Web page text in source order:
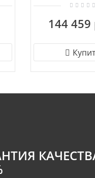
WL-NI-CE
144 459